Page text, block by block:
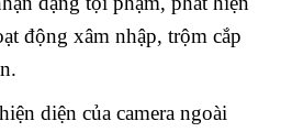
động xâm nhập, trộm cắp
diện của camera ngoài